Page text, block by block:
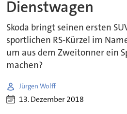
Dienstwagen
Skoda bringt seinen ersten
sportlichen RS-Kürzel im
um aus dem Zweitonner ein
machen?
Jürgen Wolff
13. Dezember 2018